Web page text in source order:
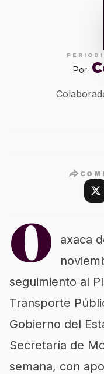
Por
O
axaca
seguimiento al
Transporte
Gobierno del
Secretaría de
semana, con